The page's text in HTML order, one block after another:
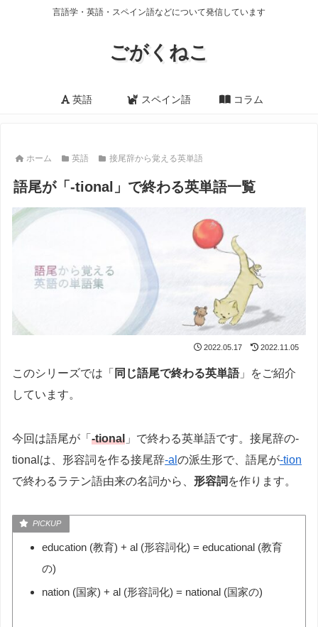
言語学・英語・スペイン語などについて発信しています
ごがくねこ
英語 スペイン語 コラム
ホーム 英語 接尾辞から覚える英単語
語尾が「-tional」で終わる英単語一覧
2022.05.17 2022.11.05
このシリーズでは「 同じ語尾で終わる英単語」をご紹介
しています。
今回は語尾が「 -tional 」で終わる英単語です。接尾辞の-
tionalは、形容詞を作る接尾辞-al の派生形で、語尾が-tion
で終わるラテン語由来の名詞から、 形容詞 を作ります。
education (教育) + al (形容詞化) = educational (教育
の)
nation (国家) + al (形容詞化) = national (国家の)